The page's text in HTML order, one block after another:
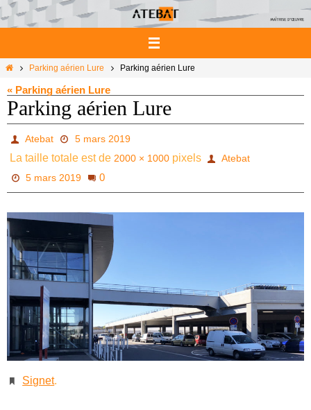
Passer
vers
le
HomeParking aérien Lure Parking aérien Lure
« Parking aérien Lure
Parking aérien Lure
Atebat 5 mars 2019
La taille totale est de 2000 × 1000 pixels
Atebat
5 mars 2019
0
Signet.